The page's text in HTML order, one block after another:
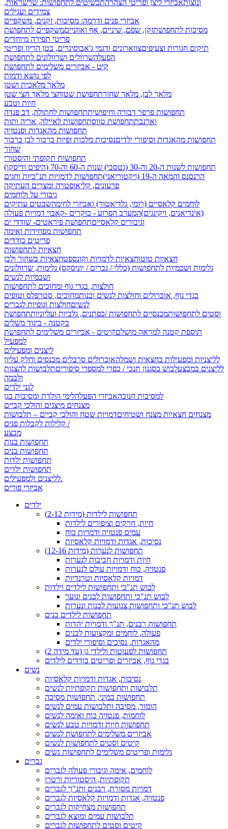
ונוצותאביזרי ליצן ופריטי הצהרהתכשיטים לתחפושות: שרשראות,
צמידים ועגילים
אביזרי פנים ודרמה: מסיכות, זקנים, משקפיים
מסיכות לתחפושתזקן, שפם, שיניים, אף ואוזנייםמשקפיים לתחפושת
פריטי תפירה מיוחדים
תיקים חגורות וצעיפיםצווארונים ודגמי ג'אבוסינרים, בטן הריון ופריטי
הפעלהשרוולים ושרוולונים לתחפושת
קיט - אביזרים משלימים לתחפושת
לפי נושא ודמות
מלאך מלאכית ושטן
מלאך לבן, מלאך שחורתחפושת שטןחצי מלאך חצי שטן
חיות וטבע
תחפושות פרפר דבורה וחיפושיתתחפושות לחתולה, דב פנדה
וארנבתתחפושת טווסתחפושות לאיילה, אריה ותות
תחפושות מהאגדות ופנטזיה
תחפושות מהאגדות וסיפורי ילדיםנסיכות מלכות ופיות ברבור לבן ברבור
שחור
תחפושות תקופתי והיסטורי
תחפושות לשנות ה-20 וה-30 (גטסבי)
שנות ה-60 וה-70 (היפים ודיסקו)
הרנסנס והמאה ה-19 (ויקטוריאני)
תחפושות לדמויות תנ"כיות וחגים
פרעונים, קליאופטרה ומצרים העתיקה
גיבורי על ולוחמים
לוחמים קלאסיים (רומי, גלדיאטור) ואביזרי לחימהשבטים עתיקים
(אינדיאנים, ויקינגים)המערב הפרוע - בוקרים -קאבוי דמויות פעולה
וגיבורים קלאסייםתחפושת פיראטים- שודדי ים
תחפושות מפחידות ואימה
פריטים בודדים
חצאיות לתחפושות
חצאיות טוטוחצאיות לדמויות וקונספטחצאיות בשחור ולבן
גלימות ושכמיות לתחפושות (כללי / גברים / יוניסקס) גלימות, שרוולונים
ושכמיות לנשים
חולצות, בגדי גוף ומחוכים לתחפושות
בגדי גוף, אוברולים וחולצות לנשים ובנותמחוכים, סטרפלס וטופים
לנשיםחולצות וגופיות לגברים
וסטים לתחפושותמכנסיים לתחפושות /כפתנים, גלביות ועליוניותתחפושת
בקטנה - ביגוד משלים
תוספת קטנה למראה מושלםקיטים - אביזרים משלימים לתחפושת
למפעיל
ליצנים ומפעילים
לליצניות ומפעילות בחצאית ושמלהאוברולים סרבלים מכנסים וחלק עליון
לליצנים במבצעלבוש בסגנון תנכי / כפרי למספרי סיפוריםתלבושות להצגות
ולבמה
לגני ילדים
למסיבות חנוכהאביזרי הפעלהלימי הולדת ומסיבות בגן
מצנחים מיצגים והולכי קביים
מצנחים חצאיות מצנח ושטיחיםדמויות שטח והולכי קביים – תלבושות
קלילות לקבלות פנים /
מבצע
תחפושות בנות
תחפושות בנים
תחפושות ילדות
תחפושות ילדים
לליצנים ולמפעילים.
אביזרי פורים
ילדים
תחפושות לילדות (מידות 2-12)
חיות, חרקים וציפורים לילדות
עמים פנטזיה ודמויות כוח
נסיכות, אגדות ודמויות קלאסיות
תחפושות לנערות (מידות 12-16)
חיות ודמויות חביבות לנערות
פנטזיה, כוח ודמויות עולם לנערות
דמויות קלאסיות וטרנדיות
לבוש תנ"כי ותחפושות לילדים וילדות
לבוש תנ"כי ותחפושות לבנים ונוער
לבוש תנ"כי ותחפושות צנועות לבנות ונערות
תחפושות לילדים בנים
תחפושות רבנים, תנ"ך ודמויות יהדות
פעולה, לוחמים ומקצועות לבנים
מהאגדות, נסיכים וסיפורי ילדים
תחפושות לפעוטות ולילדי גן (עד מידה 2)
בגדי גוף, אביזרים ופריטים בודדים לילדים
נשים
נסיכות, אגדות ודמויות קלאסיות
תלבושות ותחפושות תקופתיות לנשים
תחפושות במיני, תחפושות מסיבה
הומור, מסיבה ותלבושות עמים לנשים
לוחמות, פנטזיה כוח ואימה לנשים
תחפושות חיות ודמויות טבע לנשים
אביזרים משלימים לתחפושת לנשים
קיטים וסטים לתחפושות לנשים
גלימות ופריטים משלימים לתחפושות נשים
גברים
לוחמים, אימה וגיבורי פעולה לגברים
תקופתיות, היסטוריות ורטרו
דמויות מסורת, רבנים ותנ"ך לגברים
פנטזיה, אגדות ודמויות קלאסיות לגברים
תחפושות מצחיקות לגברים
תלבושות עמים ומוצא לגברים
קיטים וסטים לתחפושות לגברים